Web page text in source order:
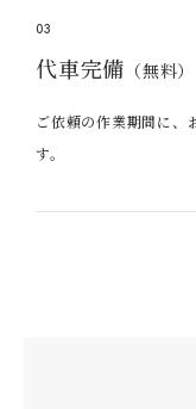
03
代車完備 （無料）
ご依頼の作業期間に、
す。